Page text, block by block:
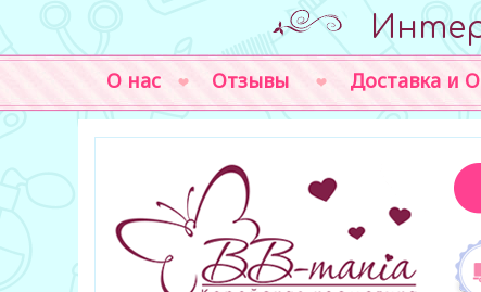
О нас Отзывы Доставка и